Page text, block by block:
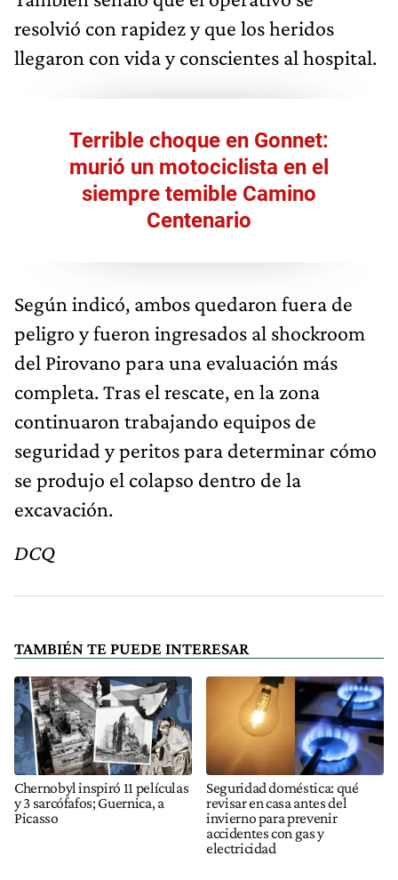
resolvió con rapidez y que los heridos
llegaron con vida y conscientes al hospital.
Terrible choque en Gonnet:
murió un motociclista en el
siempre temible Camino
Centenario
Según indicó, ambos quedaron fuera de
peligro y fueron ingresados al shockroom
del Pirovano para una evaluación más
completa. Tras el rescate, en la zona
continuaron trabajando equipos de
seguridad y peritos para determinar cómo
se produjo el colapso dentro de la
excavación.
DCQ
TAMBIÉN TE PUEDE INTERESAR
Chernobyl inspiró 11 películas
y 3 sarcófafos; Guernica, a
Picasso
Seguridad doméstica: qué
revisar en casa antes del
invierno para prevenir
accidentes con gas y
electricidad